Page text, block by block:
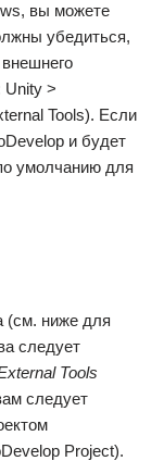
вы можете
убедиться,
Unity >
Tools). Если
и будет
умолчанию для
(см. ниже для
следует
Tools
следует
Project).